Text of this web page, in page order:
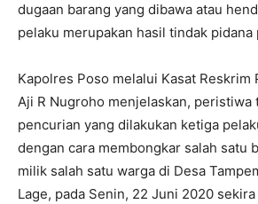
dugaan barang yang dibawa atau
pelaku merupakan hasil tindak pidana
Kapolres Poso melalui Kasat Reskrim
Aji R Nugroho menjelaskan, peristiwa
pencurian yang dilakukan ketiga
dengan cara membongkar salah satu
milik salah satu warga di Desa
Lage, pada Senin, 22 Juni 2020